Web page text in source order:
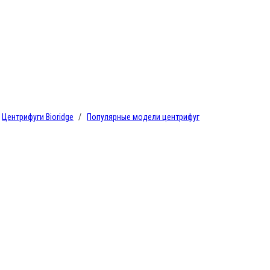
Центрифуги Bioridge Популярные модели центрифуг